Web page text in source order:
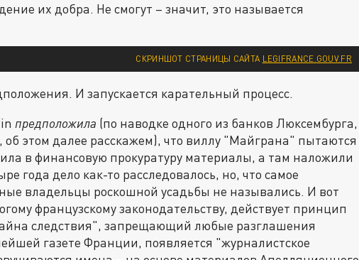
их добра. Не смогут – значит, это называется
СКРИНШОТ СТРАНИЦЫ САЙТА LEGIFRANCE.GOUV.FR
И запускается карательный процесс.
предположила (по наводке одного из банков Люксембурга,
этом далее расскажем), что виллу "Майграна" пытаются
в финансовую прокуратуру материалы, а там наложили
года дело как-то расследовалось, но, что самое
владельцы роскошной усадьбы не назывались. И вот
французскому законодательству, действует принцип
следствия", запрещающий любые разглашения
газете Франции, появляется "журналистское